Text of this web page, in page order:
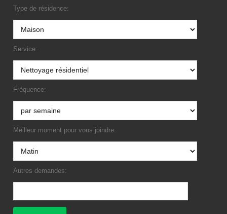
Type de résidence:
Service:
Fréquence:
Meilleur moment pour vous joindre:
Autres demandes: